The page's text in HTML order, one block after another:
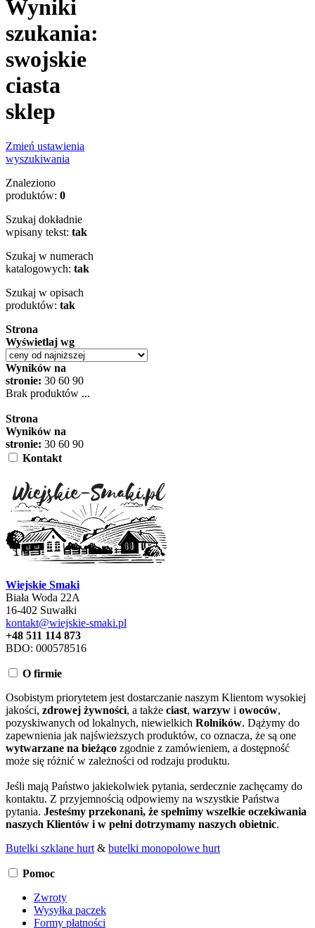
Wyniki
szukania:
swojskie
ciasta
sklep
Zmień ustawienia
wyszukiwania
Znaleziono
produktów: 0
Szukaj dokładnie
wpisany tekst: tak
Szukaj w numerach
katalogowych: tak
Szukaj w opisach
produktów: tak
Strona
Wyświetlaj wg
Wyników na
stronie: 30 60 90
Brak produktów ...
Strona
Wyników na
stronie: 30 60 90
Kontakt
Wiejskie Smaki
Biała Woda 22A
16-402 Suwałki
kontakt@wiejskie-smaki.pl
+48 511 114 873
BDO: 000578516
O firmie
Osobistym priorytetem jest dostarczanie naszym Klientom wysokiej
jakości, zdrowej żywności, a także ciast, warzyw i owoców,
pozyskiwanych od lokalnych, niewielkich Rolników. Dążymy do
zapewnienia jak najświeższych produktów, co oznacza, że są one
wytwarzane na bieżąco zgodnie z zamówieniem, a dostępność
może się różnić w zależności od rodzaju produktu.
Jeśli mają Państwo jakiekolwiek pytania, serdecznie zachęcamy do
kontaktu. Z przyjemnością odpowiemy na wszystkie Państwa
pytania. Jesteśmy przekonani, że spełnimy wszelkie oczekiwania
naszych Klientów i w pełni dotrzymamy naszych obietnic.
Butelki szklane hurt & butelki monopolowe hurt
Pomoc
Zwroty
Wysyłka paczek
Formy płatności